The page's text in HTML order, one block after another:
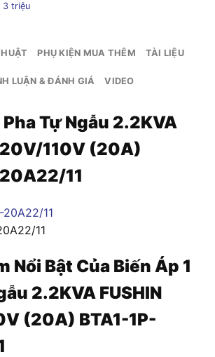
3 triệu
PHỤ KIỆN MUA THÊM TÀI LIỆU
LUẬN & ĐÁNH GIÁ VIDEO
Pha Tự Ngẫu 2.2KVA
110V (20A)
11
11
Nổi Bật Của Biến Áp 1
2.2KVA FUSHIN
(20A) BTA1-1P-